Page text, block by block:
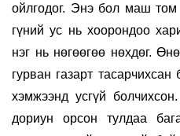
ойлгодог. Энэ бол маш том
гүний ус нь хоорондоо
нэг нь нөгөөгөө нөхдөг.
гурван газарт
хэмжээнд усгүй
дориун орсон тулдаа